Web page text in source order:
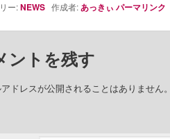
ー:NEWS作成者:あっきぃ パーマリンク
ントを残す
ドレスが公開されることはありません。